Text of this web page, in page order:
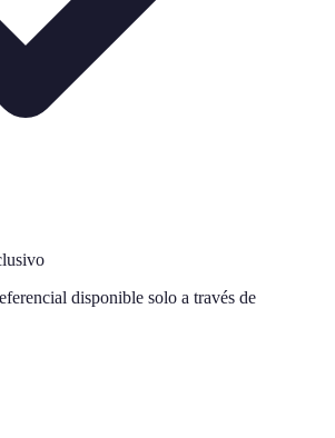
disponible solo a través de